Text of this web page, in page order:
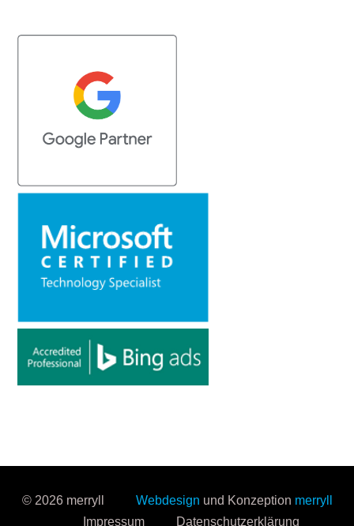
© 2026 merryll Webdesign und Konzeption merryll
Impressum
Datenschutzerklärung